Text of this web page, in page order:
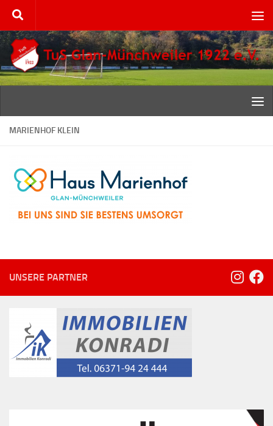
Zum Inhalt springen
MARIENHOF KLEIN
UNSERE PARTNER